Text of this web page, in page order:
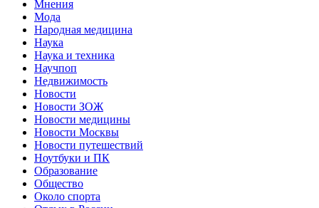
Мнения
Мода
Народная медицина
Наука
Наука и техника
Научпоп
Недвижимость
Новости
Новости ЗОЖ
Новости медицины
Новости Москвы
Новости путешествий
Ноутбуки и ПК
Образование
Общество
Около спорта